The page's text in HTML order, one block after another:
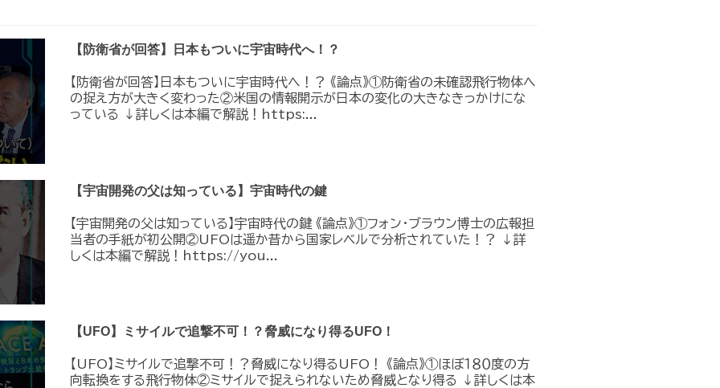
【防衛省が回答】日本もついに宇宙時代へ！？
【防衛省が回答】日本もついに宇宙時代へ！？ 《論点》①防衛省の未確認飛行物体へ
の捉え方が大きく変わった②米国の情報開示が日本の変化の大きなきっかけにな
っている ↓詳しくは本編で解説！https:...
【宇宙開発の父は知っている】宇宙時代の鍵
【宇宙開発の父は知っている】宇宙時代の鍵 《論点》①フォン・ブラウン博士の広報担
当者の手紙が初公開②UFOは遥か昔から国家レベルで分析されていた！？ ↓詳
しくは本編で解説！https://you...
【UFO】ミサイルで追撃不可！？脅威になり得るUFO！
【UFO】ミサイルで追撃不可！？脅威になり得るUFO！ 《論点》①ほぼ１８０度の方
向転換をする飛行物体②ミサイルで捉えられないため脅威となり得る ↓詳しくは本